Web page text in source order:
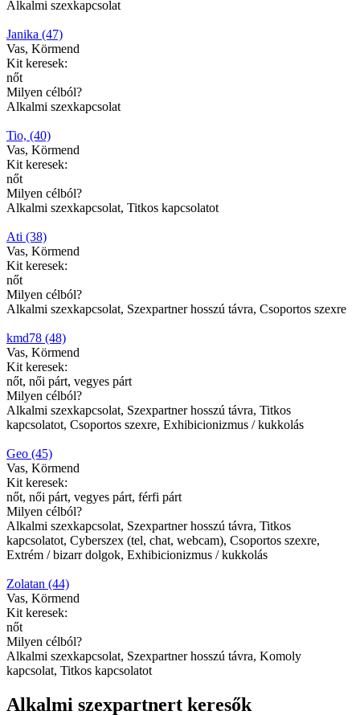
Alkalmi szexkapcsolat
Janika (47)
Vas, Körmend
Kit keresek:
nőt
Milyen célból?
Alkalmi szexkapcsolat
Tio, (40)
Vas, Körmend
Kit keresek:
nőt
Milyen célból?
Alkalmi szexkapcsolat, Titkos kapcsolatot
Ati (38)
Vas, Körmend
Kit keresek:
nőt
Milyen célból?
Alkalmi szexkapcsolat, Szexpartner hosszú távra, Csoportos szexre
kmd78 (48)
Vas, Körmend
Kit keresek:
nőt, női párt, vegyes párt
Milyen célból?
Alkalmi szexkapcsolat, Szexpartner hosszú távra, Titkos
kapcsolatot, Csoportos szexre, Exhibicionizmus / kukkolás
Geo (45)
Vas, Körmend
Kit keresek:
nőt, női párt, vegyes párt, férfi párt
Milyen célból?
Alkalmi szexkapcsolat, Szexpartner hosszú távra, Titkos
kapcsolatot, Cyberszex (tel, chat, webcam), Csoportos szexre,
Extrém / bizarr dolgok, Exhibicionizmus / kukkolás
Zolatan (44)
Vas, Körmend
Kit keresek:
nőt
Milyen célból?
Alkalmi szexkapcsolat, Szexpartner hosszú távra, Komoly
kapcsolat, Titkos kapcsolatot
Alkalmi szexpartnert keresők